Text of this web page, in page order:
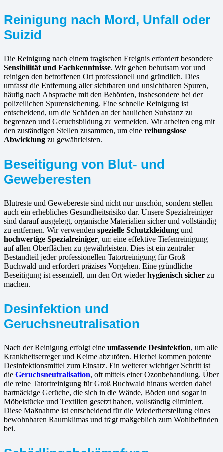
Reinigung nach Mord, Unfall oder
Suizid
Die Reinigung nach einem tragischen Ereignis erfordert besondere
Sensibilität und Fachkenntnisse. Wir gehen behutsam vor und
reinigen den betroffenen Ort professionell und gründlich. Dies
umfasst die Entfernung aller sichtbaren und unsichtbaren Spuren,
häufig nach Absprache mit den Behörden, insbesondere bei der
polizeilichen Spurensicherung. Eine schnelle Reinigung ist
entscheidend, um die Schäden an der baulichen Substanz zu
begrenzen und Geruchsbildung zu vermeiden. Wir arbeiten eng mit
den zuständigen Stellen zusammen, um eine reibungslose
Abwicklung zu gewährleisten.
Beseitigung von Blut- und
Geweberesten
Blutreste und Gewebereste sind nicht nur unschön, sondern stellen
auch ein erhebliches Gesundheitsrisiko dar. Unsere Spezialreiniger
sind darauf ausgelegt, organische Materialien sicher und vollständig
zu entfernen. Wir verwenden spezielle Schutzkleidung und
hochwertige Spezialreiniger, um eine effektive Tiefenreinigung
auf allen Oberflächen zu gewährleisten. Dies ist ein zentraler
Bestandteil jeder professionellen Tatortreinigung für Groß
Buchwald und erfordert präzises Vorgehen. Eine gründliche
Beseitigung ist essenziell, um den Ort wiederhygienisch sicher zu
machen.
Desinfektion und
Geruchsneutralisation
Nach der Reinigung erfolgt eine umfassende Desinfektion, um alle
Krankheitserreger und Keime abzutöten. Hierbei kommen potente
Desinfektionsmittel zum Einsatz. Ein weiterer wichtiger Schritt ist
die Geruchsneutralisation, oft mittels einer Ozonbehandlung. Über
die reine Tatortreinigung für Groß Buchwald hinaus werden dabei
hartnäckige Gerüche, die sich in die Wände, Böden und sogar in
Möbelstücke und Textilien gesetzt haben, vollständig eliminiert.
Diese Maßnahme ist entscheidend für die Wiederherstellung eines
bewohnbaren Raumklimas und trägt maßgeblich zum Wohlbefinden
bei.